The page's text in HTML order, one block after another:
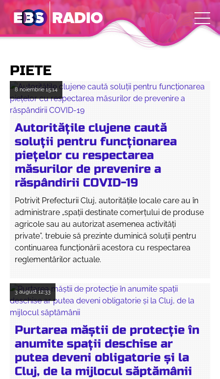
PIETE
8 noiembrie15:14
Autoritățile clujene caută
soluții pentru funcționarea
piețelor cu respectarea
măsurilor de prevenire a
răspândirii COVID-19
Potrivit Prefecturii Cluj, autoritățile locale care au în
administrare „spații destinate comerțului de produse
agricole sau au autorizat asemenea activități
private”, trebuie să prezinte duminică soluții pentru
continuarea funcționării acestora cu respectarea
reglementărilor actuale.
3 august12:33
Purtarea măștii de protecție în
anumite spații deschise ar
putea deveni obligatorie și la
Cluj, de la mijlocul săptămânii